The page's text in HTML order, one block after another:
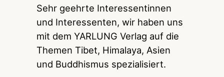
Sehr geehrte Interessentinnen
und Interessenten, wir haben uns
mit dem YARLUNG Verlag auf die
Themen Tibet, Himalaya, Asien
und Buddhismus spezialisiert.